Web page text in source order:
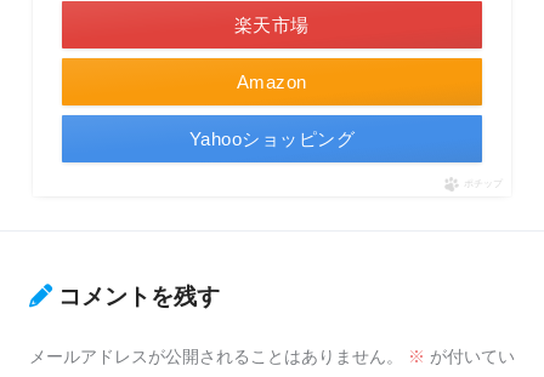
Amazon
楽天市場
Yahooショッピング
ポチップ
コメントを残す
メールアドレスが公開されることはありません。 ※ が付いてい